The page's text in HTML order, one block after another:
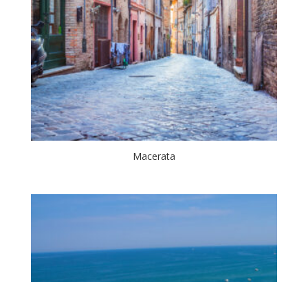
Macerata